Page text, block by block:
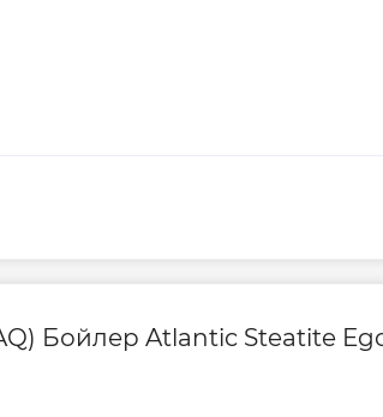
Бойлер Atlantic Steatite